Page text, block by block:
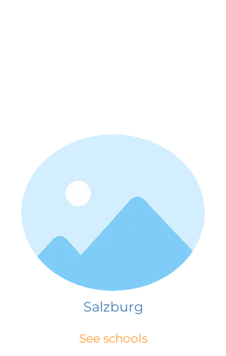
Salzburg
See schools